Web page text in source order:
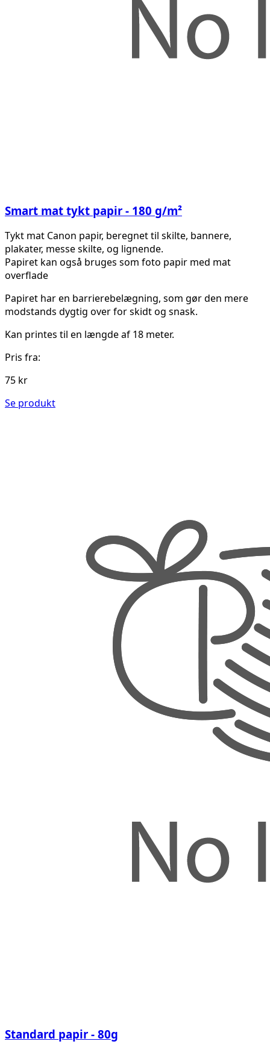
Smart mat tykt papir - 180 g/m²
Tykt mat Canon papir, beregnet til skilte, bannere,
plakater, messe skilte, og lignende.
Papiret kan også bruges som foto papir med mat
overflade
Papiret har en barrierebelægning, som gør den mere
modstands dygtig over for skidt og snask.
Kan printes til en længde af 18 meter.
Pris fra:
75 kr
Se produkt
Standard papir - 80g